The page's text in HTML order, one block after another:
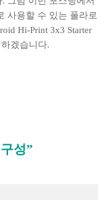
사용할 수 있는 폴라로
Hi-Print 3x3 Starter
겠습니다.
성”